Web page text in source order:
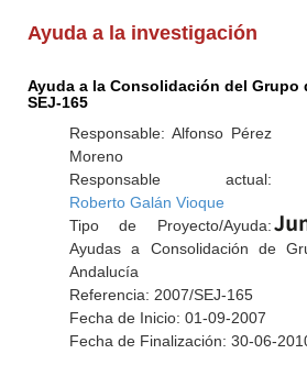
Ayuda a la investigación
Ayuda a la Consolidación del Grupo
SEJ-165
Responsable: Alfonso Pérez
Moreno
Responsable actual:
Roberto Galán Vioque
Tipo de Proyecto/Ayuda:
Ayudas a Consolidación de
Andalucía
Referencia: 2007/SEJ-165
Fecha de Inicio: 01-09-2007
Fecha de Finalización: 30-06-